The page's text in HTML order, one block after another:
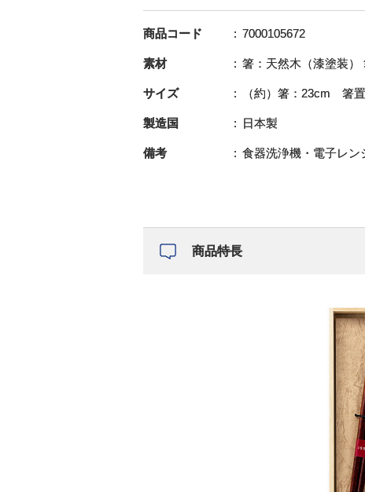
商品コード 7000105672
素材 箸：天然木（漆塗装
サイズ （約）箸：23cm 箸
製造国 日本製
備考 食器洗浄機・電子レン
商品特長